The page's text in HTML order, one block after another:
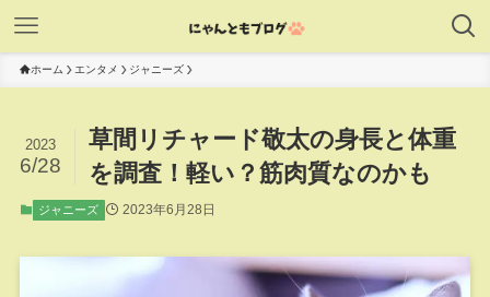
ホーム エンタメ ジャニーズ
草間リチャード敬太の身長と体重
を調査！軽い？筋肉質なのかも
2023
6/28
ジャニーズ 2023年6月28日